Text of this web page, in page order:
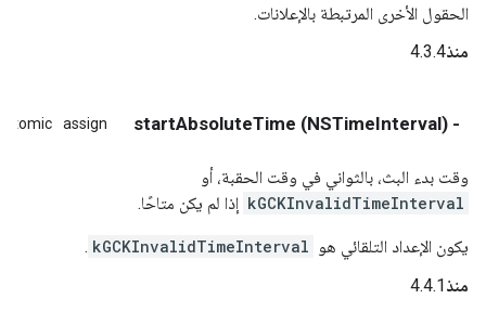
الحقول الأخرى المرتبطة بالإعلانات.
منذ4.3.4
- (NSTimeInterval) startAbsoluteTime
assign
وقت بدء البث، بالثواني في وقت الحقبة، أو
kGCKInvalidTimeInterval إذا لم يكن متاحًا.
يكون الإعداد التلقائي هو kGCKInvalidTimeInterval
.
منذ4.4.1